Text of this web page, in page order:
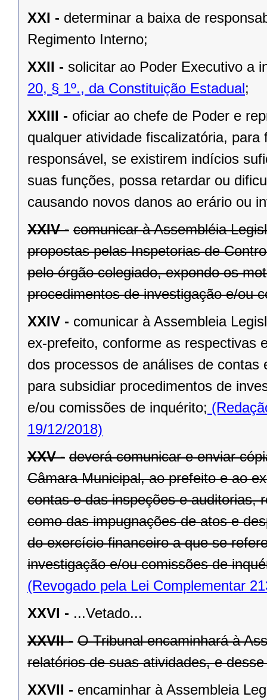
XXI - determinar a baixa de
Regimento Interno;
XXII - solicitar ao Poder Executivo a
20, § 1º., da Constituição Estadual;
XXIII - oficiar ao chefe de Poder e
qualquer atividade fiscalizatória,
responsável, se existirem indícios
suas funções, possa retardar ou
causando novos danos ao erário ou
XXIV - comunicar à Assembléia
propostas pelas Inspetorias de
pelo órgão colegiado, expondo os
procedimentos de investigação e/ou
XXIV - comunicar à Assembleia
ex-prefeito, conforme as respectivas
dos processos de análises de
para subsidiar procedimentos de
e/ou comissões de inquérito;
19/12/2018)
XXV - deverá comunicar e enviar
Câmara Municipal, ao prefeito e ao
contas e das inspeções e auditorias,
como das impugnações de atos e
do exercício financeiro a que se
investigação e/ou comissões de
(Revogado pela Lei Complementar
XXVI - ...Vetado...
XXVII - O Tribunal encaminhará à
relatórios de suas atividades, e
XXVII - encaminhar à Assembleia